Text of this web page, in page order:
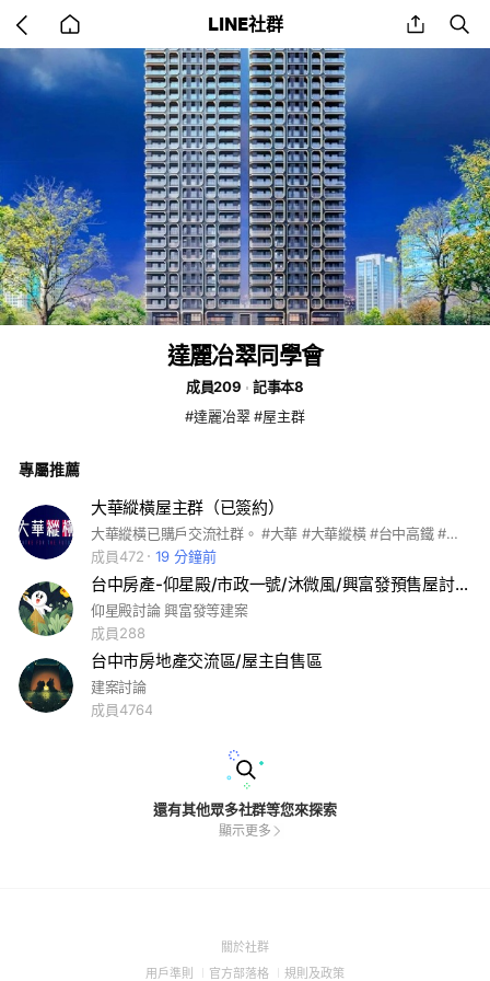
back
to
home
LINE社群 share
達麗冶翠同學會
成員209
記事本8
#達麗冶翠 #屋主群
專屬推薦
大華縱橫屋主群（已簽約）
大華縱橫已購戶交流社群。 #大華 #大華縱橫 #台中高鐵 #高鐵
成員472
19 分鐘前
台中房產-仰星殿/市政一號/沐微風/興富發預售屋討論
仰星殿討論 興富發等建案
成員288
台中市房地產交流區/屋主自售區
建案討論
成員4764
還有其他眾多社群等您來探索
顯示更多
關於社群(Open
用戶準則 (Open
官方部落格 (Open
規則及政策(Open